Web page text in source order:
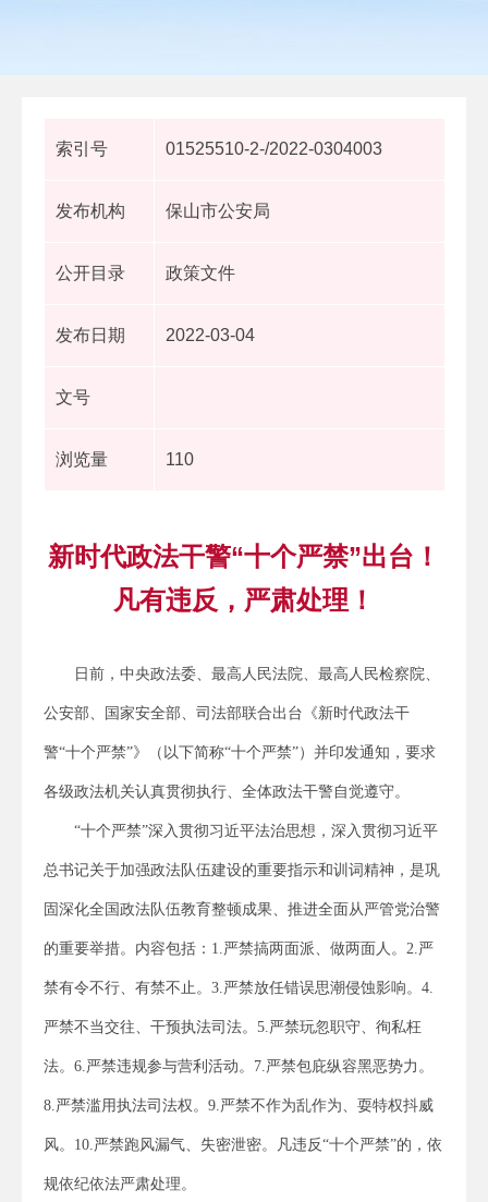
索引号 01525510-2-/2022-0304003
发布机构 保山市公安局
公开目录 政策文件
发布日期 2022-03-04
文号
浏览量 110
新时代政法干警“十个严禁”出台！
凡有违反，严肃处理！
日前，中央政法委、最高人民法院、最高人民检察院、
公安部、国家安全部、司法部联合出台《新时代政法干
警“十个严禁”》（以下简称“十个严禁”）并印发通知，要求
各级政法机关认真贯彻执行、全体政法干警自觉遵守。
“十个严禁”深入贯彻习近平法治思想，深入贯彻习近平
总书记关于加强政法队伍建设的重要指示和训词精神，是巩
固深化全国政法队伍教育整顿成果、推进全面从严管党治警
的重要举措。内容包括：1.严禁搞两面派、做两面人。2.严
禁有令不行、有禁不止。3.严禁放任错误思潮侵蚀影响。4.
严禁不当交往、干预执法司法。5.严禁玩忽职守、徇私枉
法。6.严禁违规参与营利活动。7.严禁包庇纵容黑恶势力。
8.严禁滥用执法司法权。9.严禁不作为乱作为、耍特权抖威
风。10.严禁跑风漏气、失密泄密。凡违反“十个严禁”的，依
规依纪依法严肃处理。